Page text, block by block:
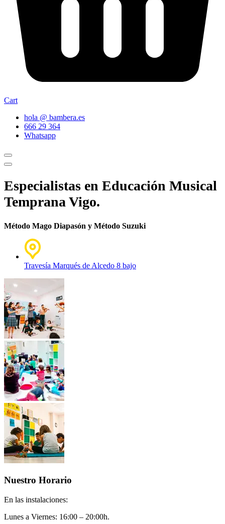
Cart
hola @ bambera.es
666 29 364
Whatsapp
Especialistas en Educación Musical
Temprana Vigo.
Método Mago Diapasón y Método Suzuki
Travesía Marqués de Alcedo 8 bajo
Nuestro Horario
En las instalaciones:
Lunes a Viernes: 16:00 – 20:00h.